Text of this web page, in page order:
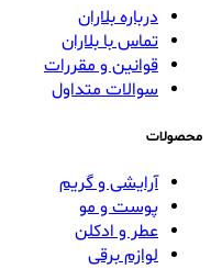
درباره بلاران
تماس با بلاران
قوانین و مقررات
سوالات متداول
محصولات
آرایشی و گریم
پوست و مو
عطر و ادکلن
لوازم برقی